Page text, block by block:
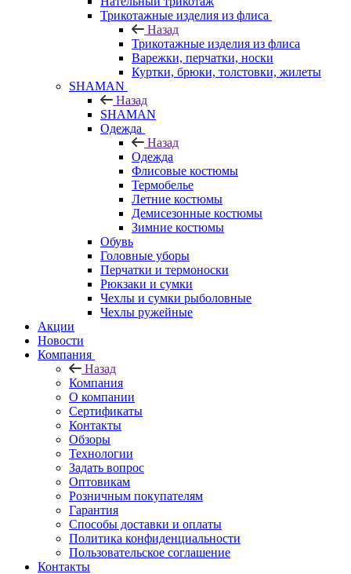
Трикотажные изделия из флиса
Назад
Трикотажные изделия из флиса
Варежки, перчатки, носки
Куртки, брюки, толстовки, жилеты
SHAMAN
Назад
SHAMAN
Одежда
Назад
Одежда
Флисовые костюмы
Термобелье
Летние костюмы
Демисезонные костюмы
Зимние костюмы
Обувь
Головные уборы
Перчатки и термоноски
Рюкзаки и сумки
Чехлы и сумки рыболовные
Чехлы ружейные
Акции
Новости
Компания
Назад
Компания
О компании
Сертификаты
Контакты
Обзоры
Технологии
Задать вопрос
Оптовикам
Розничным покупателям
Гарантия
Способы доставки и оплаты
Политика конфиденциальности
Пользовательское соглашение
Контакты